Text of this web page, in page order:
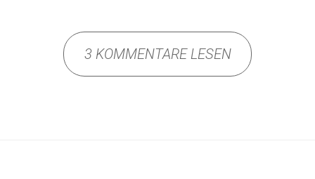
3 KOMMENTARE LESEN